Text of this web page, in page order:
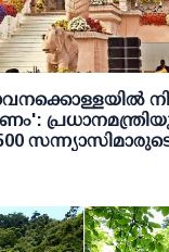
സന്ന്യാസിമാരുടെ